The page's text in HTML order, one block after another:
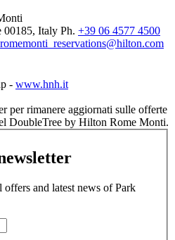
00185, Italy Ph. +39 06 4577 4500
romemonti_reservations@hilton.com
- www.hnh.it
per rimanere aggiornati sulle offerte
DoubleTree by Hilton Rome Monti.
offers and latest news of Park